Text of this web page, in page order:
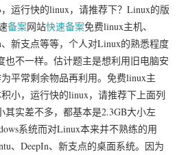
运行快的linux，请推荐下？Linux的版
备案网站快速备案免费linux主机、
、新支点等等，个人对Linux的熟悉程度
也不一样。估计题主是想利用旧电脑安
平常剩余物品再利用。免费linux主
小，运行快的linux，请推荐下上面列
实差不多，都基本是2.3GB大小左
系统而对Linux本来并不熟练的用
、DeepIn、新支点的桌面系统。因为